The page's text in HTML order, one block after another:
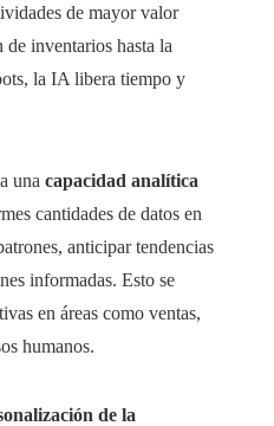
de mayor valor
de inventarios hasta la
la IA libera tiempo y
una capacidad analítica
cantidades de datos en
anticipar tendencias
informadas. Esto se
en áreas como ventas,
humanos.
de la